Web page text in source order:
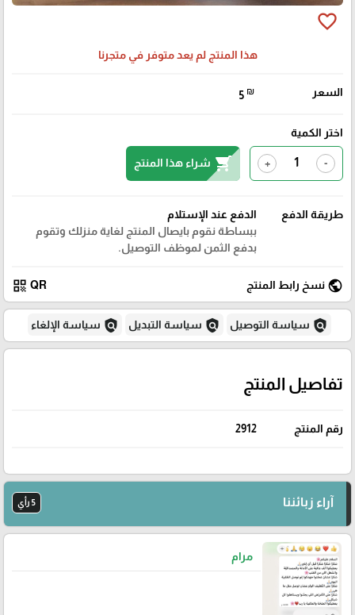
favorite_border
هذا المنتج لم يعد متوفر في متجرنا
السعر 5 ₪
اختر الكمية
-
+
shopping_cart شراء هذا المنتج
طريقة الدفع
الدفع عند الإستلام
ببساطة نقوم بايصال المنتج لغاية منزلك وتقوم
بدفع الثمن لموظف التوصيل.
public نسخ رابط المنتج QR
qr_code
policy سياسة التوصيل policy سياسة التبديل policy سياسة الإلغاء
تفاصيل المنتج
رقم المنتج 2912
آراء زبائننا 5 رأي
مرام